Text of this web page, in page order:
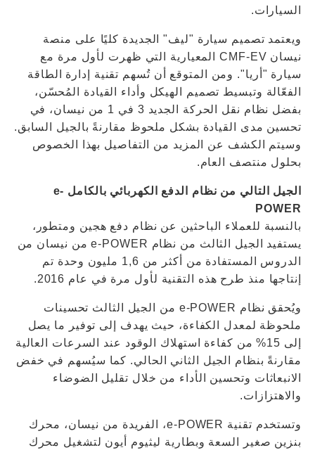
السيارات.
ويعتمد تصميم سيارة "ليف" الجديدة كليًا على منصة
نيسان CMF-EV المعيارية التي ظهرت لأول مرة مع
سيارة "أريا". ومن المتوقع أن تُسهم تقنية إدارة الطاقة
الفعّالة وتبسيط تصميم الهيكل وأداء القيادة المُحسّن،
بفضل نظام نقل الحركة الجديد 3 في 1 من نيسان، في
تحسين مدى القيادة بشكل ملحوظ مقارنةً بالجيل السابق.
وسيتم الكشف عن المزيد من التفاصيل بهذا الخصوص
بحلول منتصف العام.
الجيل التالي من نظام الدفع الكهربائي بالكامل e-
POWER
بالنسبة للعملاء الباحثين عن نظام دفع هجين ومتطور،
يستفيد الجيل الثالث من نظام e-POWER من نيسان من
الدروس المستفادة من أكثر من 1,6 مليون وحدة تم
إنتاجها منذ طرح هذه التقنية لأول مرة في عام 2016.
ويُحقق نظام e-POWER من الجيل الثالث تحسينات
ملحوظة لمعدل الكفاءة، حيث يهدف إلى توفير ما يصل
إلى 15% من كفاءة استهلاك الوقود عند السرعات العالية
مقارنةً بنظام الجيل الثاني الحالي. كما سيُسهم في خفض
الانبعاثات وتحسين الأداء من خلال تقليل الضوضاء
والاهتزازات.
وتستخدم تقنية e-POWER، الفريدة من نيسان، محرك
بنزين صغير السعة وبطارية ليثيوم أيون لتشغيل محرك